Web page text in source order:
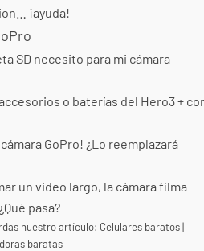
¡ayuda!
SD necesito para mi cámara
o baterías del Hero3 +
GoPro! ¿Lo reemplazará
un video largo, la cámara filma
pasa?
nuestro artículo: Celulares baratos |
baratas